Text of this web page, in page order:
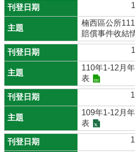
楠西區公所
賠償事件收結
110年1-12月
表
109年1-12月
表